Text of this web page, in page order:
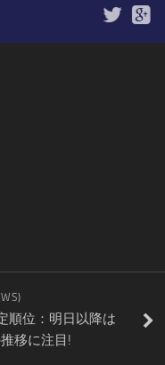
順位：明日以降は
移に注目!